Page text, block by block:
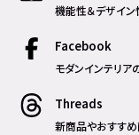
機能性＆デザイン
Facebook
モダンインテリア
Threads
新商品やおすすめ